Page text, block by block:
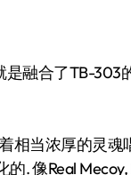
是融合了TB-303
相当浓厚的灵魂
. 像Real